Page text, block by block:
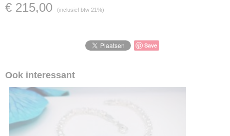
€ 215,00 (inclusief btw 21%)
Save
Ook interessant